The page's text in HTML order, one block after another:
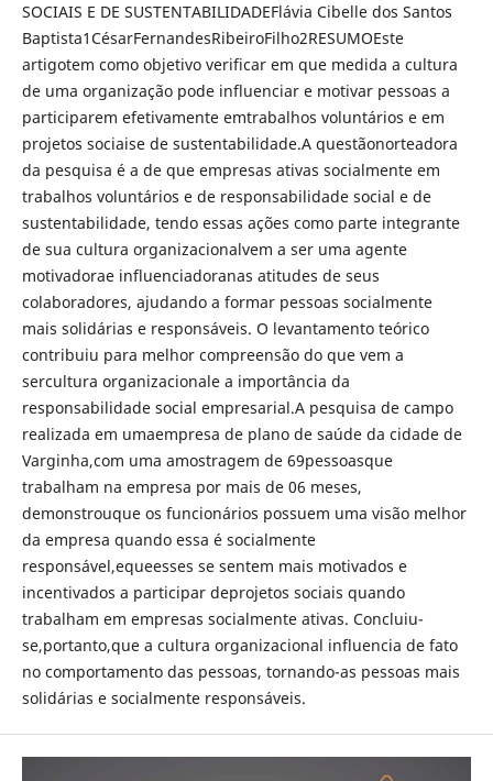
SOCIAIS E DE SUSTENTABILIDADEFlávia Cibelle dos Santos
Baptista1CésarFernandesRibeiroFilho2RESUMOEste
artigotem como objetivo verificar em que medida a cultura
de uma organização pode influenciar e motivar pessoas a
participarem efetivamente emtrabalhos voluntários e em
projetos sociaise de sustentabilidade.A questãonorteadora
da pesquisa é a de que empresas ativas socialmente em
trabalhos voluntários e de responsabilidade social e de
sustentabilidade, tendo essas ações como parte integrante
de sua cultura organizacionalvem a ser uma agente
motivadorae influenciadoranas atitudes de seus
colaboradores, ajudando a formar pessoas socialmente
mais solidárias e responsáveis. O levantamento teórico
contribuiu para melhor compreensão do que vem a
sercultura organizacionale a importância da
responsabilidade social empresarial.A pesquisa de campo
realizada em umaempresa de plano de saúde da cidade de
Varginha,com uma amostragem de 69pessoasque
trabalham na empresa por mais de 06 meses,
demonstrouque os funcionários possuem uma visão melhor
da empresa quando essa é socialmente
responsável,equeesses se sentem mais motivados e
incentivados a participar deprojetos sociais quando
trabalham em empresas socialmente ativas. Concluiu-
se,portanto,que a cultura organizacional influencia de fato
no comportamento das pessoas, tornando-as pessoas mais
solidárias e socialmente responsáveis.